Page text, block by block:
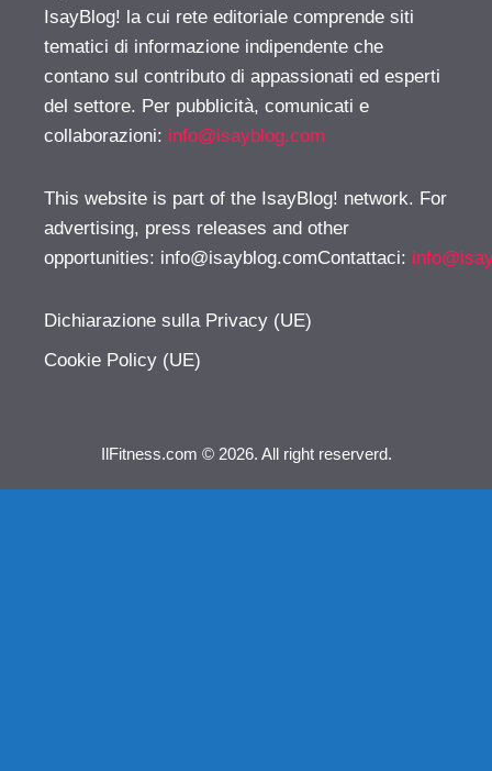
IsayBlog! la cui rete editoriale comprende siti
tematici di informazione indipendente che
contano sul contributo di appassionati ed esperti
del settore. Per pubblicità, comunicati e
collaborazioni: info@isayblog.com
This website is part of the IsayBlog! network. For
advertising, press releases and other
opportunities: info@isayblog.comContattaci:
Dichiarazione sulla Privacy (UE)
Cookie Policy (UE)
IlFitness.com © 2026. All right reserverd.